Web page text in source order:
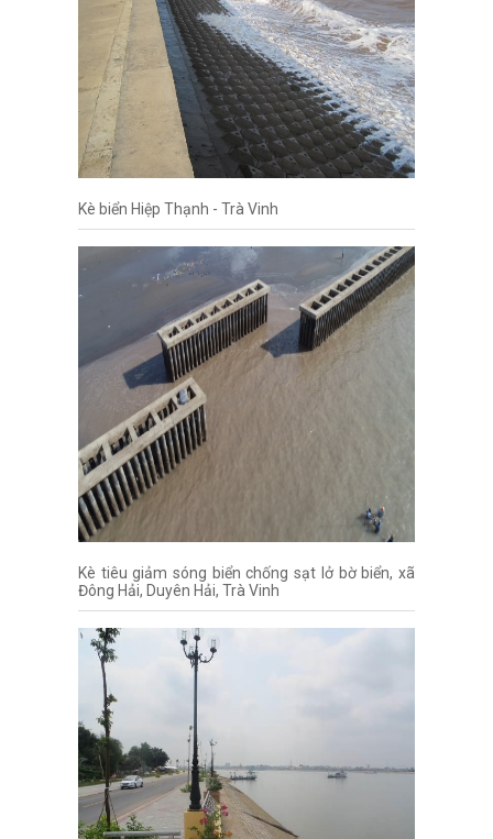
Kè biển Hiệp Thạnh - Trà Vinh
Kè tiêu giảm sóng biển chống sạt lở bờ biển, xã
Đông Hải, Duyên Hải, Trà Vinh